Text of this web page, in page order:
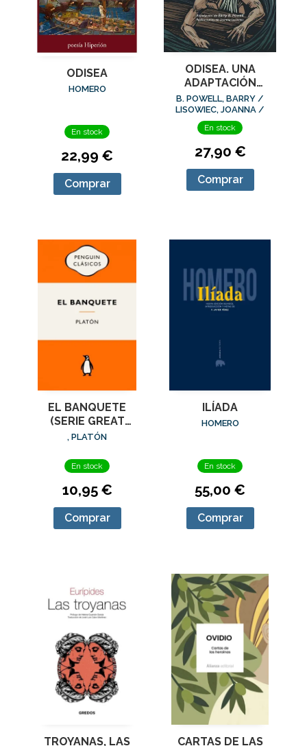
ODISEA
HOMERO
En stock
22,99 €
Comprar
ODISEA. UNA
ADAPTACIÓN
ILUSTRADA
B. POWELL, BARRY /
LISOWIEC, JOANNA /
HOMERO, HOMERO
En stock
27,90 €
Comprar
EL BANQUETE
(SERIE GREAT
IDEAS)
, PLATÓN
En stock
10,95 €
Comprar
ILÍADA
HOMERO
En stock
55,00 €
Comprar
TROYANAS, LAS
CARTAS DE LAS